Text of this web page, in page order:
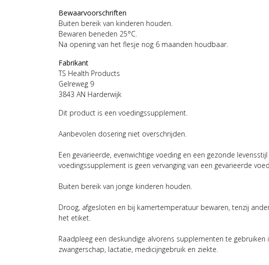
Bewaarvoorschriften
Buiten bereik van kinderen houden.
Bewaren beneden 25°C.
Na opening van het flesje nog 6 maanden houdbaar.
Fabrikant
TS Health Products
Gelreweg 9
3843 AN Harderwijk
Dit product is een voedingssupplement.
Aanbevolen dosering niet overschrijden.
Een gevarieerde, evenwichtige voeding en een gezonde
voedingssupplement is geen vervanging van een gevarieerde
Buiten bereik van jonge kinderen houden.
Droog, afgesloten en bij kamertemperatuur bewaren, tenzij
het etiket.
Raadpleeg een deskundige alvorens supplementen te gebruiken
zwangerschap, lactatie, medicijngebruik en ziekte.